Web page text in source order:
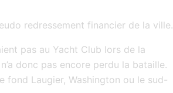
redressement financier de la ville.
pas au Yacht Club lors de la
donc pas encore perdu la bataille.
fond Laugier, Washington ou le sud-